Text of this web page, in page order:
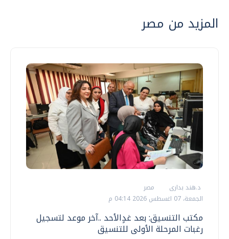
المزيد من مصر
د.هند بدارى
مصر
الجمعة، 07 اغسطس 2026 04:14 م
مكتب التنسيق: بعد غدٍالأحد ..آخر موعد لتسجيل
رغبات المرحلة الأولى للتنسيق